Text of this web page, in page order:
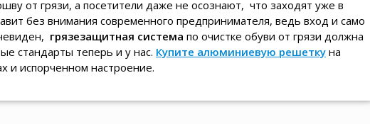
от грязи, а посетители даже не осознают, что заходят уже в
без внимания современного предпринимателя, ведь вход и само
грязезащитная система по очистке обуви от грязи должна
стандарты теперь и у нас. Купите алюминиевую решетку на
и испорченном настроение.